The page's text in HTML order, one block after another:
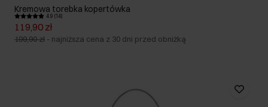
Kremowa torebka kopertówka
4.9 (14)
119,90 zł
199,90 zł - najniższa cena z 30 dni przed obniżką